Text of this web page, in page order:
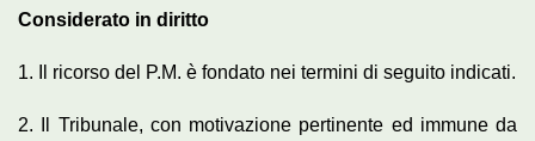
Considerato in diritto
1. Il ricorso del P.M. è fondato nei termini di seguito indicati.
2. Il Tribunale, con motivazione pertinente ed immune da